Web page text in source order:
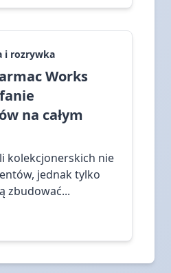
i rozrywka
Works
na całym
kolekcjonerskich nie
jednak tylko
zbudować...